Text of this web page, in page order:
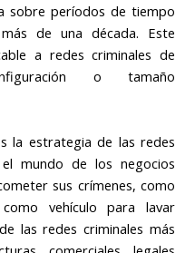
sobre períodos de tiempo
de una década. Este
a redes criminales de
o tamaño
la estrategia de las redes
mundo de los negocios
sus crímenes, como
vehículo para lavar
las redes criminales más